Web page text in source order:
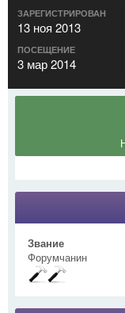
ЗАРЕГИСТРИРОВАН
13 ноя 2013
ПОСЕЩЕНИЕ
3 мар 2014
Звание
Форумчанин